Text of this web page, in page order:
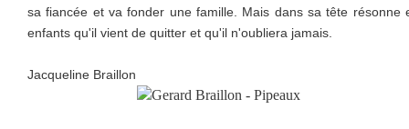
sa fiancée et va fonder une famille. Mais dans sa tête résonne
enfants qu'il vient de quitter et qu'il n'oubliera jamais.
Jacqueline Braillon